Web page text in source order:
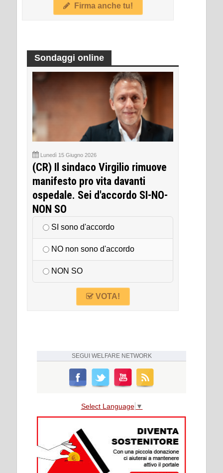
Firma anche tu!
Sondaggi online
Lunedì 15 Giugno 2026
(CR) Il sindaco Virgilio rimuove
manifesto pro vita davanti
ospedale. Sei d'accordo SI-NO-
NON SO
SI sono d'accordo
NO non sono d'accordo
NON SO
VOTA!
SEGUI WELFARE NETWORK
Select Language ▼